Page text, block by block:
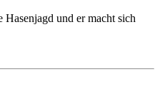
und er macht sich